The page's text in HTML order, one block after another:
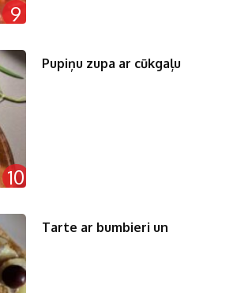
9
10
Pupiņu zupa ar cūkgaļu
Tarte ar bumbieri un